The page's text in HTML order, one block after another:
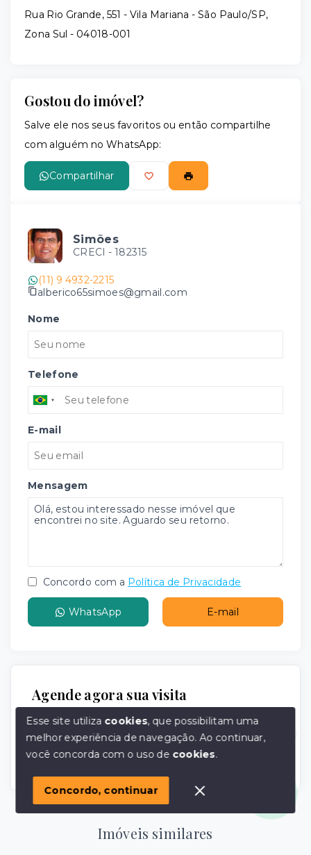
Rua Rio Grande, 551 - Vila Mariana - São Paulo/SP,
Zona Sul - 04018-001
Gostou do imóvel?
Salve ele nos seus favoritos ou então compartilhe
com alguém no WhatsApp:
Compartilhar
Simões
CRECI - 182315
(11) 9 4932-2215
alberico65simoes@gmail.com
Nome
Telefone
E-mail
Mensagem
Concordo com a Política de Privacidade
WhatsApp E-mail
Agende agora sua visita
melhor o imóvel.
Agendar visita
Imóveis similares
Olá! em posso ajudar?
Esse site utiliza cookies, que possibilitam uma
melhor experiência de navegação.Ao continuar,
você concorda com o uso de cookies.
Concordo, continuar